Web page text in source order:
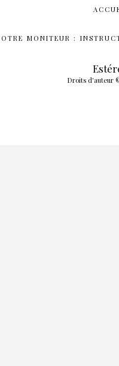
Droits d'auteur
MONITEUR :